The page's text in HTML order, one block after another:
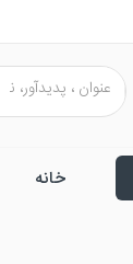
خانه